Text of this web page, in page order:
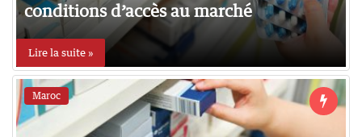
conditions d’accès au marché
Lire la suite »
Maroc